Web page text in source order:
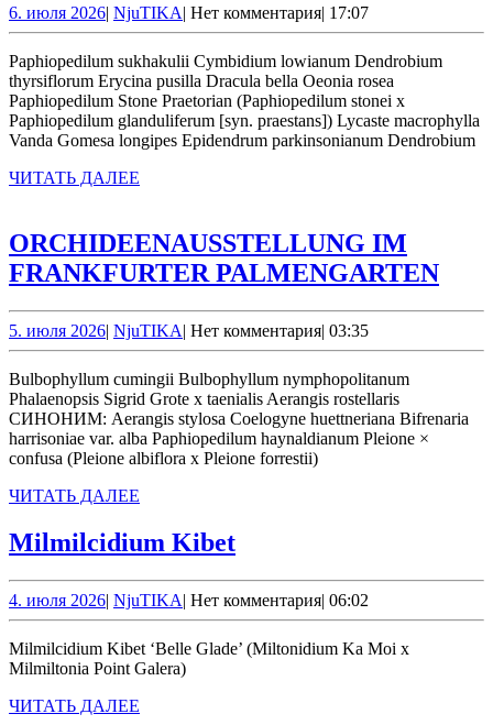
6. июля 20266.
июля
2026
| NjuTIKANjuTIKA
| Нет комментария| 17:07
Paphiopedilum sukhakulii Cymbidium lowianum Dendrobium
thyrsiflorum Erycina pusilla Dracula bella Oeonia rosea
Paphiopedilum Stone Praetorian (Paphiopedilum stonei x
Paphiopedilum glanduliferum [syn. praestans]) Lycaste macrophylla
Vanda Gomesa longipes Epidendrum parkinsonianum Dendrobium
ЧИТАТЬ ДАЛЕЕ
ORCHIDEENAUSSTELLUNG IM
FRANKFURTER PALMENGARTEN
5. июля 20265.
июля
| NjuTIKANjuTIKA
| Нет комментария| 03:35
Bulbophyllum cumingii Bulbophyllum nymphopolitanum
Phalaenopsis Sigrid Grote x taenialis Aerangis rostellaris
СИНОНИМ: Aerangis stylosa Coelogyne huettneriana Bifrenaria
harrisoniae var. alba Paphiopedilum haynaldianum Pleione ×
confusa (Pleione albiflora x Pleione forrestii)
ЧИТАТЬ ДАЛЕЕ
Milmilcidium KibetMilmilcidium
4. июля 20264.
июля
2026
| NjuTIKANjuTIKA
| Нет комментария| 06:02
Milmilcidium Kibet ‘Belle Glade’ (Miltonidium Ka Moi x
Milmiltonia Point Galera)
ЧИТАТЬ ДАЛЕЕ